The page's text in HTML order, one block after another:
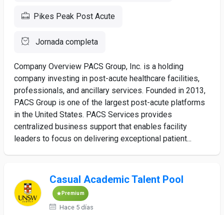
Pikes Peak Post Acute
Jornada completa
Company Overview PACS Group, Inc. is a holding
company investing in post-acute healthcare facilities,
professionals, and ancillary services. Founded in 2013,
PACS Group is one of the largest post-acute platforms
in the United States. PACS Services provides
centralized business support that enables facility
leaders to focus on delivering exceptional patient...
Casual Academic Talent Pool
Premium
Hace 5 días